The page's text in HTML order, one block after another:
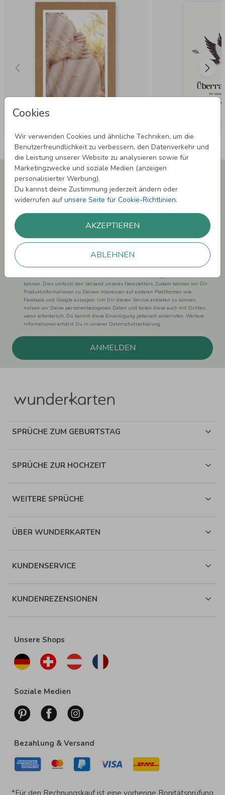
Cookies
Wir verwenden Cookies und ähnliche Techniken, um die
Benutzerfreundlichkeit zu verbessern, den Datenverkehr und
die Leistung unserer Website zu analysieren sowie für
Marketingzwecke und soziale Medien (anzeigen
personalisierter Werbung).
Du kannst deine Zustimmung jederzeit ändern oder
widerrufen aufunsere Seite für Cookie-Richtlinien.
AKZEPTIEREN
ABLEHNEN
Newsletter abonnieren und 5,00 € Rabatt**
sichern!
Melde Dich zu unserem Newsletter an und bleibe auf dem
Einwilligung zur Datennutzung für Marketingzwecke: Hiermit willigst Du ein,
können. Dies umfasst den Versand unseres Newsletters. Zudem können wir Dir
Produktinformationen zu Deinen Interessen auf anderen Plattformen wie
Facebook und Google anzeigen. Um Dir diesen Service anbieten zu können,
nutzen wir Deine personenbezogenen Daten und teilen diese auch mit Dritten,
wenn erforderlich. Du kannst diese Einwilligung jederzeit widerrufen. Weitere
Informationen erhätst Du in unserer Datenschutzerklärung.
ANMELDEN
SPRÜCHE ZUM GEBURTSTAG
SPRÜCHE ZUR HOCHZEIT
WEITERE SPRÜCHE
ÜBER WUNDERKARTEN
KUNDENSERVICE
KUNDENREZENSIONEN
Unsere Shops
Soziale Medien
Bezahlung & Versand